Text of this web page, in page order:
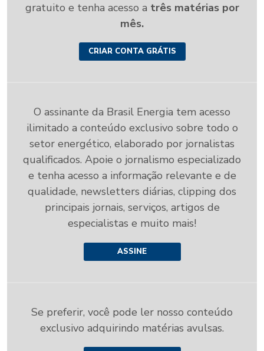
gratuito e tenha acesso a três matérias por
mês.
CRIAR CONTA GRÁTIS
O assinante da Brasil Energia tem acesso
ilimitado a conteúdo exclusivo sobre todo o
setor energético, elaborado por jornalistas
qualificados. Apoie o jornalismo especializado
e tenha acesso a informação relevante e de
qualidade, newsletters diárias, clipping dos
principais jornais, serviços, artigos de
especialistas e muito mais!
ASSINE
Se preferir, você pode ler nosso conteúdo
exclusivo adquirindo matérias avulsas.